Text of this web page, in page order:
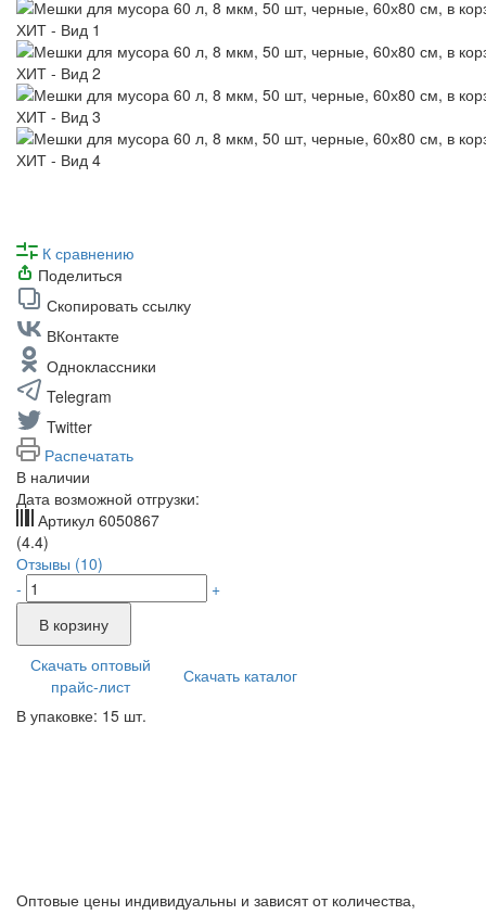
К сравнению
Поделиться
Скопировать ссылку
ВКонтакте
Одноклассники
Telegram
Twitter
Распечатать
В наличии
Дата возможной отгрузки:
Артикул 6050867
(4.4)
Отзывы (10)
-
+
В корзину
Скачать оптовый
прайс-лист
Скачать каталог
В упаковке: 15 шт.
Оптовые цены индивидуальны и зависят от количества,